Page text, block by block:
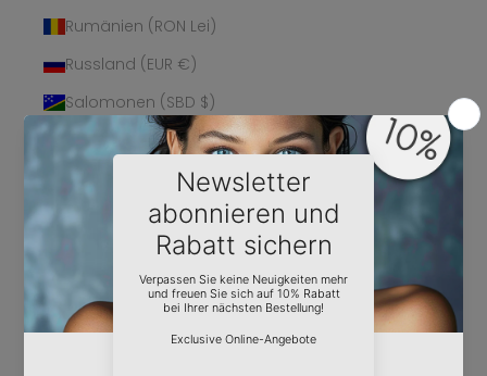
Rumänien (RON Lei)
Russland (EUR €)
Salomonen (SBD $)
Sambia (EUR €)
Samoa (WST T)
San Marino (EUR €)
São Tomé und
Príncipe (STD Db)
Saudi-Arabien (SAR